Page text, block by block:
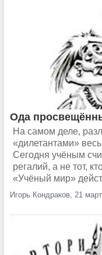
Ода
На самом деле,
«дилетантами»
Сегодня учёным
регалий, а не тот,
«Учёный мир»
Игорь Кондраков, 21